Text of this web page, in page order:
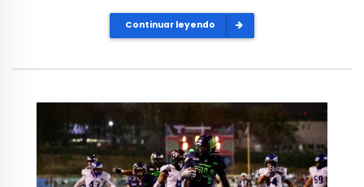
Continuar leyendo